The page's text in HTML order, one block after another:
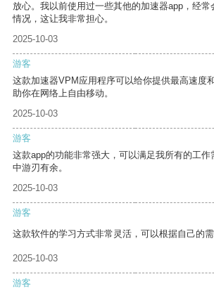
放心。我以前使用过一些其他的加速器app，经常
情况，这让我非常担心。
2025-10-03
游客
这款加速器VPM应用程序可以给你提供最高速度
助你在网络上自由移动。
2025-10-03
游客
这款app的功能非常强大，可以满足我所有的工
中游刃有余。
2025-10-03
游客
这款软件的学习方式非常灵活，可以根据自己的需
2025-10-03
游客